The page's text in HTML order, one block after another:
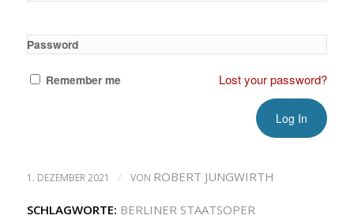
Password
Remember me Lost your password?
1. DEZEMBER 2021 / VON ROBERT JUNGWIRTH
SCHLAGWORTE: BERLINER STAATSOPER